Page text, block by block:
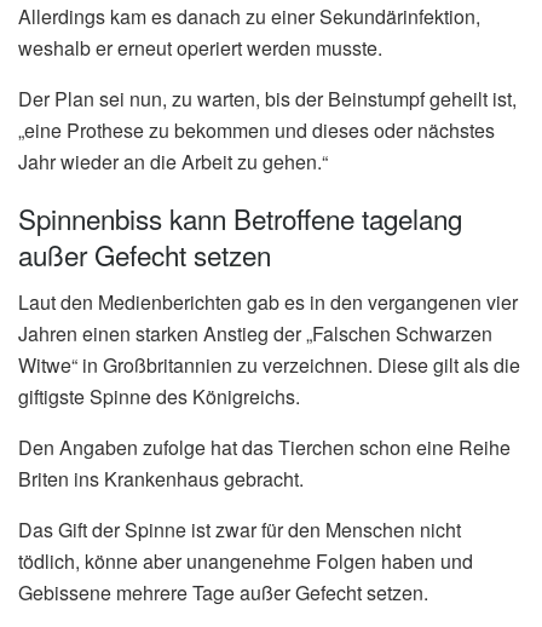
Allerdings kam es danach zu einer Sekundärinfektion,
weshalb er erneut operiert werden musste.
Der Plan sei nun, zu warten, bis der Beinstumpf geheilt ist,
„eine Prothese zu bekommen und dieses oder nächstes
Jahr wieder an die Arbeit zu gehen.“
Spinnenbiss kann Betroffene tagelang
außer Gefecht setzen
Laut den Medienberichten gab es in den vergangenen vier
Jahren einen starken Anstieg der „Falschen Schwarzen
Witwe“ in Großbritannien zu verzeichnen. Diese gilt als die
giftigste Spinne des Königreichs.
Den Angaben zufolge hat das Tierchen schon eine Reihe
Briten ins Krankenhaus gebracht.
Das Gift der Spinne ist zwar für den Menschen nicht
tödlich, könne aber unangenehme Folgen haben und
Gebissene mehrere Tage außer Gefecht setzen.